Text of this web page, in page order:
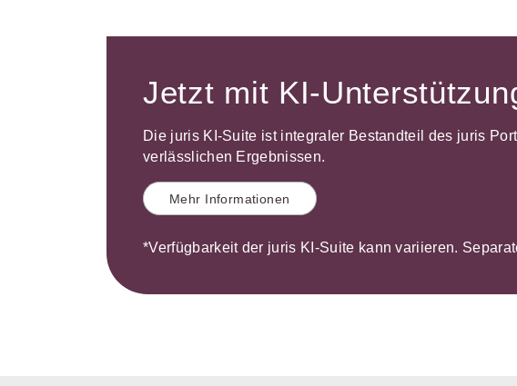
Jetzt mit KI-
Die juris KI-Suite ist integraler Bestandteil des juris
verlässlichen Ergebnissen.
Mehr Informationen
*Verfügbarkeit der juris KI-Suite kann variieren.